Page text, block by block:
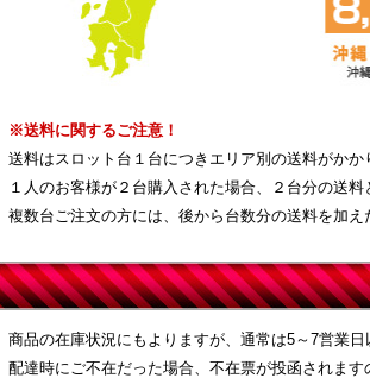
※送料に関するご注意！
送料はスロット台１台につきエリア別の送料がかか
１人のお客様が２台購入された場合、２台分の送料
複数台ご注文の方には、後から台数分の送料を加え
商品の在庫状況にもよりますが、通常は5～7営業
配達時にご不在だった場合、不在票が投函されま